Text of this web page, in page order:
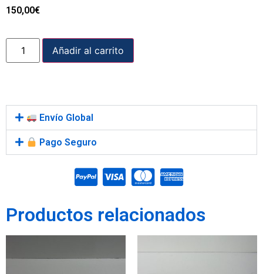
150,00€
Añadir al carrito
Envío Global
Pago Seguro
Productos relacionados